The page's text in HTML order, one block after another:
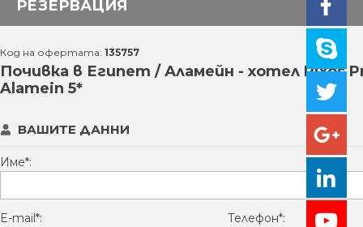
РЕЗЕРВАЦИЯ
Код на офертата: 135757
Почивка в Египет / Аламейн - хотел Rixos
Alamein 5*
ВАШИТЕ ДАННИ
Име*:
E-mail*: Телефон*: